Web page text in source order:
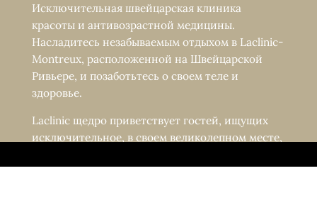
Исключительная швейцарская клиника
красоты и антивозрастной медицины.
Насладитесь незабываемым отдыхом в Laclinic-
Montreux, расположенной на Швейцарской
Ривьере, и позаботьтесь о своем теле и
здоровье.
Laclinic щедро приветствует гостей, ищущих
исключительное, в своем великолепном месте,